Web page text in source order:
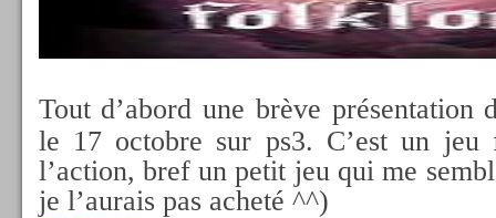
Tout d’abord une brève
le 17 octobre sur ps3. C’est un jeu
l’action, bref un petit jeu qui me
je l’aurais pas acheté ^^)